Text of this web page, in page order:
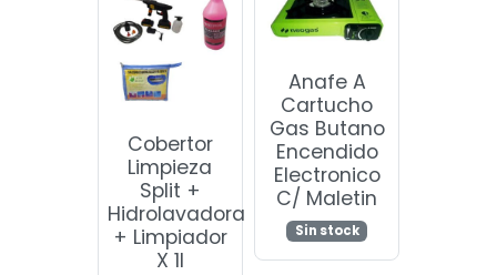
Cobertor
Limpieza
Split +
Hidrolavadora
+ Limpiador
X 1l
Anafe A
Cartucho
Gas Butano
Encendido
Electronico
C/ Maletin
Sin stock